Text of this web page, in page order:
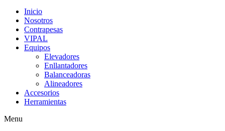
Inicio
Nosotros
Contrapesas
VIPAL
Equipos
Elevadores
Enllantadores
Balanceadoras
Alineadores
Accesorios
Herramientas
Menu